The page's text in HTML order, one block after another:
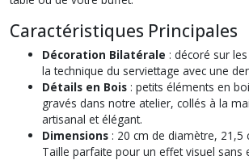
Caractéristiques Principales
Décoration Bilatérale : décoré sur
la technique du serviettage avec une
Détails en Bois : petits éléments en
gravés dans notre atelier, collés à la
artisanal et élégant.
Dimensions : 20 cm de diamètre, 21,5
Taille parfaite pour un effet visuel sans